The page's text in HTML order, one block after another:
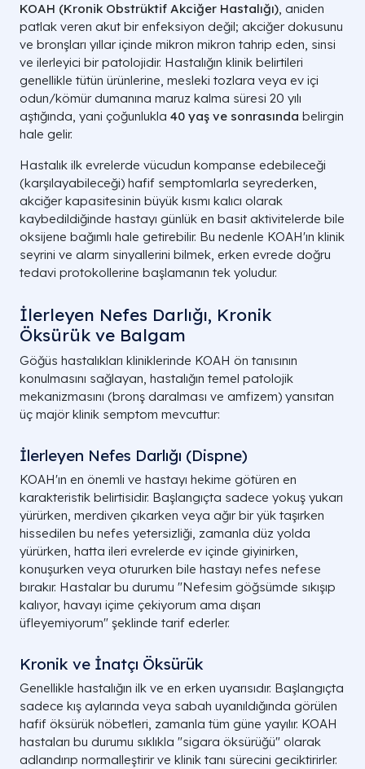
KOAH (Kronik Obstrüktif Akciğer Hastalığı), aniden
patlak veren akut bir enfeksiyon değil; akciğer dokusunu
ve bronşları yıllar içinde mikron mikron tahrip eden, sinsi
ve ilerleyici bir patolojidir. Hastalığın klinik belirtileri
genellikle tütün ürünlerine, mesleki tozlara veya ev içi
odun/kömür dumanına maruz kalma süresi 20 yılı
aştığında, yani çoğunlukla 40 yaş ve sonrasında belirgin
hale gelir.
Hastalık ilk evrelerde vücudun kompanse edebileceği
(karşılayabileceği) hafif semptomlarla seyrederken,
akciğer kapasitesinin büyük kısmı kalıcı olarak
kaybedildiğinde hastayı günlük en basit aktivitelerde bile
oksijene bağımlı hale getirebilir. Bu nedenle KOAH'ın klinik
seyrini ve alarm sinyallerini bilmek, erken evrede doğru
tedavi protokollerine başlamanın tek yoludur.
İlerleyen Nefes Darlığı, Kronik
Öksürük ve Balgam
Göğüs hastalıkları kliniklerinde KOAH ön tanısının
konulmasını sağlayan, hastalığın temel patolojik
mekanizmasını (bronş daralması ve amfizem) yansıtan
üç majör klinik semptom mevcuttur:
İlerleyen Nefes Darlığı (Dispne)
KOAH'ın en önemli ve hastayı hekime götüren en
karakteristik belirtisidir. Başlangıçta sadece yokuş yukarı
yürürken, merdiven çıkarken veya ağır bir yük taşırken
hissedilen bu nefes yetersizliği, zamanla düz yolda
yürürken, hatta ileri evrelerde ev içinde giyinirken,
konuşurken veya otururken bile hastayı nefes nefese
bırakır. Hastalar bu durumu "Nefesim göğsümde sıkışıp
kalıyor, havayı içime çekiyorum ama dışarı
üfleyemiyorum" şeklinde tarif ederler.
Kronik ve İnatçı Öksürük
Genellikle hastalığın ilk ve en erken uyarısıdır. Başlangıçta
sadece kış aylarında veya sabah uyanıldığında görülen
hafif öksürük nöbetleri, zamanla tüm güne yayılır. KOAH
hastaları bu durumu sıklıkla "sigara öksürüğü" olarak
adlandırıp normalleştirir ve klinik tanı sürecini geciktirirler.